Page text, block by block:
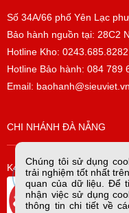
Số 34A/66 phố Yên Lạc
Bảo hành nguồn tại: 28C2
Hotline Kho: 0243.685.8282
Hotline Bảo hành: 084 789
Email: baohanh@sieuviet.vn
CHI NHÁNH ĐÀ NẴNG
K42/H2/14 Tiểu La, P. Hòa
Chúng tôi sử dụng
trải nghiệm tốt nhất
quan của dữ liệu. Để
nhận việc sử dụng
thông tin chi tiết về